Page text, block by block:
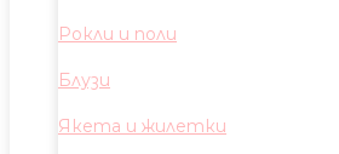
Рокли и поли
Блузи
Якета и жилетки